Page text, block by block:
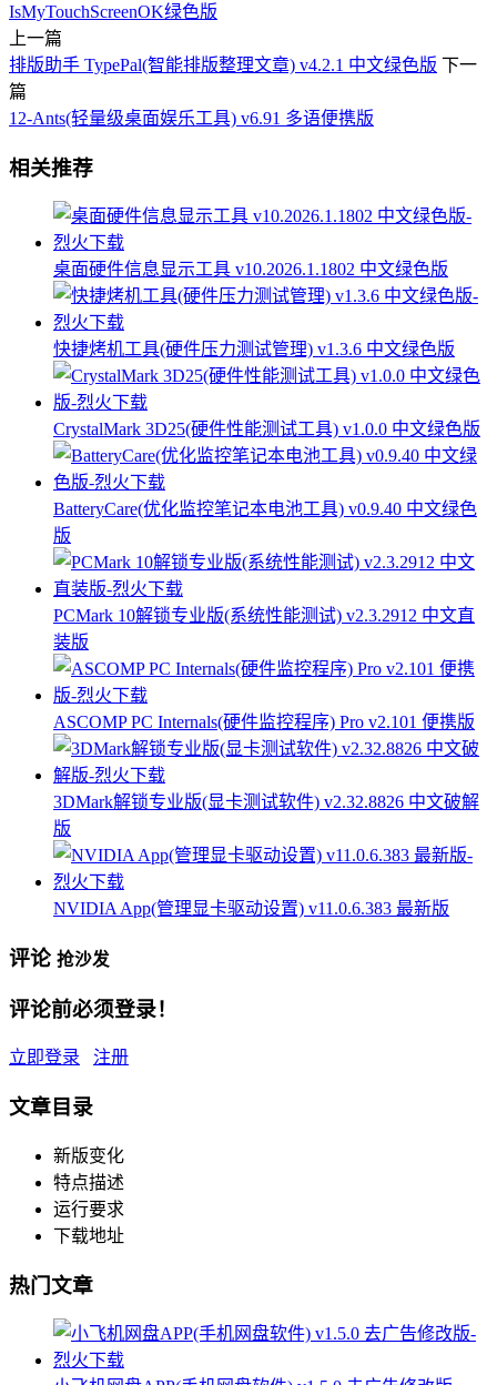
IsMyTouchScreenOK绿色版
上一篇
排版助手 TypePal(智能排版整理文章) v4.2.1 中文绿色版 下一
篇
12-Ants(轻量级桌面娱乐工具) v6.91 多语便携版
相关推荐
桌面硬件信息显示工具 v10.2026.1.1802 中文绿色版
快捷烤机工具(硬件压力测试管理) v1.3.6 中文绿色版
CrystalMark 3D25(硬件性能测试工具) v1.0.0 中文绿色版
BatteryCare(优化监控笔记本电池工具) v0.9.40 中文绿色
版
PCMark 10解锁专业版(系统性能测试) v2.3.2912 中文直
装版
ASCOMP PC Internals(硬件监控程序) Pro v2.101 便携版
3DMark解锁专业版(显卡测试软件) v2.32.8826 中文破解
版
NVIDIA App(管理显卡驱动设置) v11.0.6.383 最新版
评论 抢沙发
评论前必须登录！
立即登录 注册
文章目录
新版变化
特点描述
运行要求
下载地址
热门文章